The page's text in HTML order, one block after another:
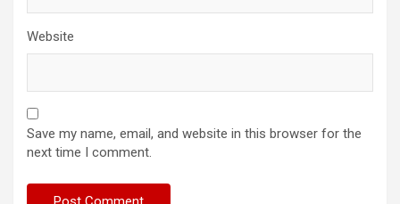
Website
Save my name, email, and website in this browser for the
next time I comment.